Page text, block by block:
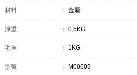
材料 ： 金屬
淨重 ： 0.5KG
毛重 ： 1KG
型號 ： M00609